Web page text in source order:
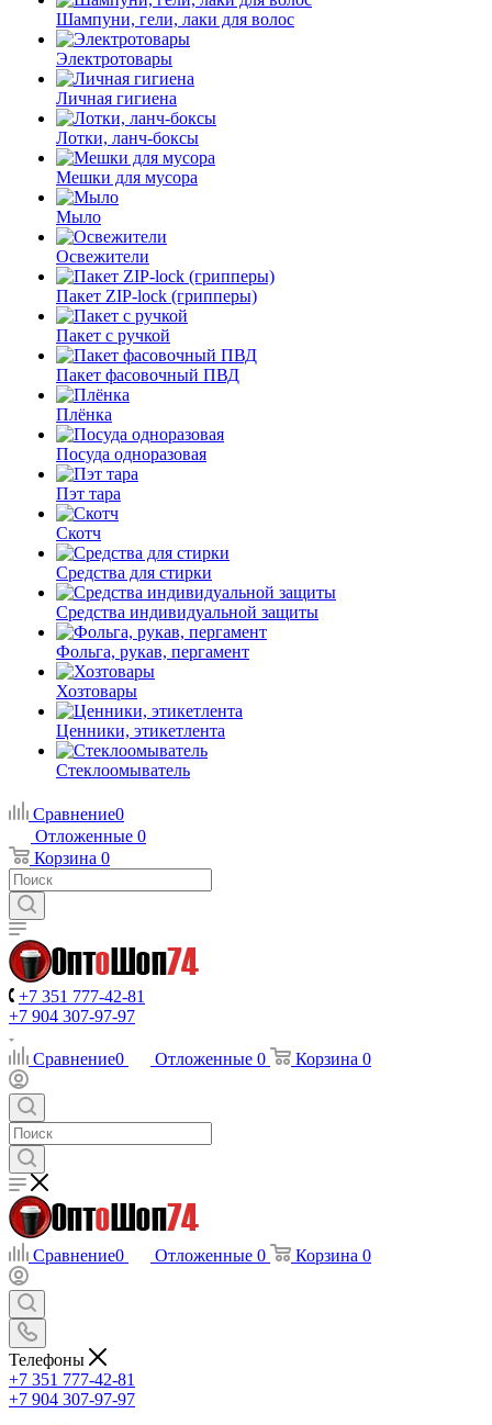
Шампуни, гели, лаки для волос
Электротовары
Личная гигиена
Лотки, ланч-боксы
Мешки для мусора
Мыло
Освежители
Пакет ZIP-lock (грипперы)
Пакет с ручкой
Пакет фасовочный ПВД
Плёнка
Посуда одноразовая
Пэт тара
Скотч
Средства для стирки
Средства индивидуальной защиты
Фольга, рукав, пергамент
Хозтовары
Ценники, этикетлента
Стеклоомыватель
Сравнение0
Отложенные 0
Корзина 0
+7 351 777-42-81
+7 904 307-97-97
Сравнение0 Отложенные 0 Корзина 0
Сравнение0 Отложенные 0 Корзина 0
Телефоны
+7 351 777-42-81
+7 904 307-97-97